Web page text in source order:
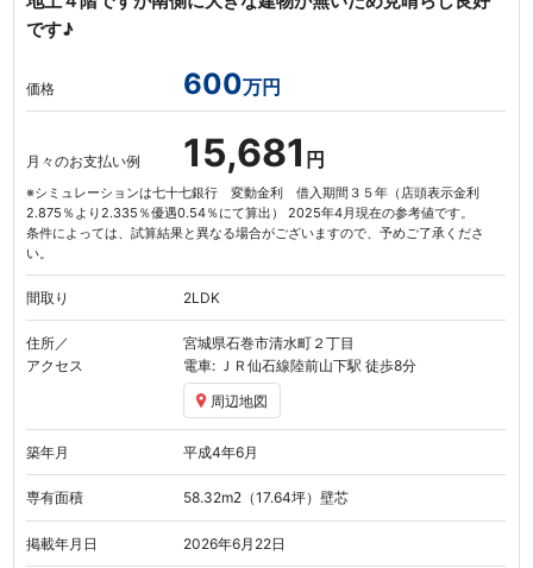
です♪
価格 600万円
月々のお支払い例 15,681 円
※シミュレーションは七十七銀行 変動金利 借入期間３５年（店頭表示金利
2.875％より2.335％優遇0.54％にて算出） 2025年4月現在の参考値です。
条件によっては、試算結果と異なる場合がございますので、予めご了承くださ
い。
間取り 2LDK
住所／
アクセス
宮城県石巻市清水町２丁目
電車: ＪＲ仙石線陸前山下駅 徒歩8分
周辺地図
築年月 平成4年6月
専有面積 58.32m2 （17.64坪）壁芯
掲載年月日 2026年6月22日